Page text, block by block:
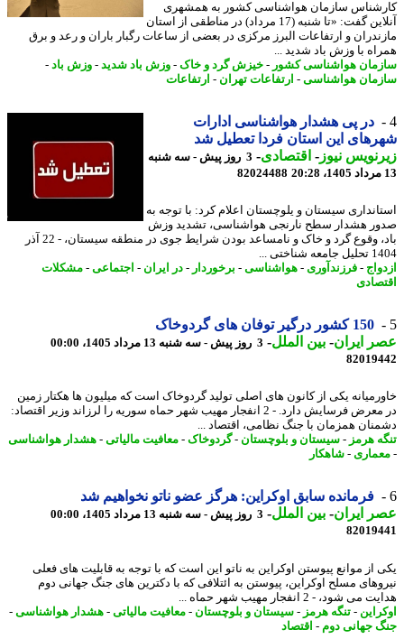
سازمان هواشناسی کشور به همشهری
آنلاین گفت: «تا شنبه (17 مرداد) در مناطقی از استان
و ارتفاعات البرز مرکزی در بعضی از ساعات رگبار باران و رعد و برق
با وزش باد شدید ...
هواشناسی کشور-خیزش گرد و خاک -وزش باد شدید-وزش باد-
هواشناسی-ارتفاعات تهران- ارتفاعات
در پی هشدار هواشناسی ادارات
این استان فردا تعطیل شد
نیوز-اقتصادی- 3 روز پیش - سه شنبه
82024488
سیستان و یلوچستان اعلام کرد: با توجه به
هشدار سطح نارنجی هواشناسی، تشدید وزش
باد، وقوع گرد و خاک و نامساعد بودن شرایط جوی در منطقه سیستان، - 22 آذر
شناختی ...
-فرزندآوری - هواشناسی-برخوردار-در ایران - اجتماعی-مشکلات
150 کشور درگیر توفان های گردوخاک
ایران- بین الملل-3 روز پیش - سه شنبه 13 مرداد 1405، 00:00
یکی از کانون های اصلی تولید گردوخاک است که میلیون ها هکتار زمین
در معرض فرسایش دارد. - 2 انفجار مهیب شهر حماه سوریه را لرزاند وزیر اقتصاد:
همزمان با جنگ نظامی، اقتصاد ...
هرمز- سیستان و بلوچستان-گردوخاک-معافیت مالیاتی-هشدار هواشناسی
- شاهکار
فرمانده سابق اوکراین: هرگز عضو ناتو نخواهیم شد
ایران- بین الملل-3 روز پیش - سه شنبه 13 مرداد 1405، 00:00
از موانع پیوستن اوکراین به ناتو این است که با توجه به قابلیت های فعلی
مسلح اوکراین، پیوستن به ائتلافی که با دکترین های جنگ جهانی دوم
شود، - 2 انفجار مهیب شهر حماه ...
- تنگه هرمز- سیستان و بلوچستان-معافیت مالیاتی-هشدار هواشناسی-
جهانی دوم-اقتصاد